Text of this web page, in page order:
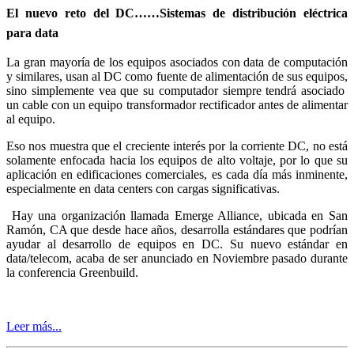
El nuevo reto del DC……Sistemas de distribución eléctrica
para data
La gran mayoría de los equipos asociados con data de computación
y similares, usan al DC como fuente de alimentación de sus equipos,
sino simplemente vea que su computador siempre tendrá asociado
un cable con un equipo transformador rectificador antes de alimentar
al equipo.
Eso nos muestra que el creciente interés por la corriente DC, no está
solamente enfocada hacia los equipos de alto voltaje, por lo que su
aplicación en edificaciones comerciales, es cada día más inminente,
especialmente en data centers con cargas significativas.
Hay una organización llamada Emerge Alliance, ubicada en San
Ramón, CA que desde hace años, desarrolla estándares que podrían
ayudar al desarrollo de equipos en DC. Su nuevo estándar en
data/telecom, acaba de ser anunciado en Noviembre pasado durante
la conferencia Greenbuild.
Leer más...